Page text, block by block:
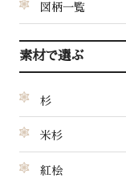
図柄一覧
素材で選ぶ
杉
米杉
紅桧